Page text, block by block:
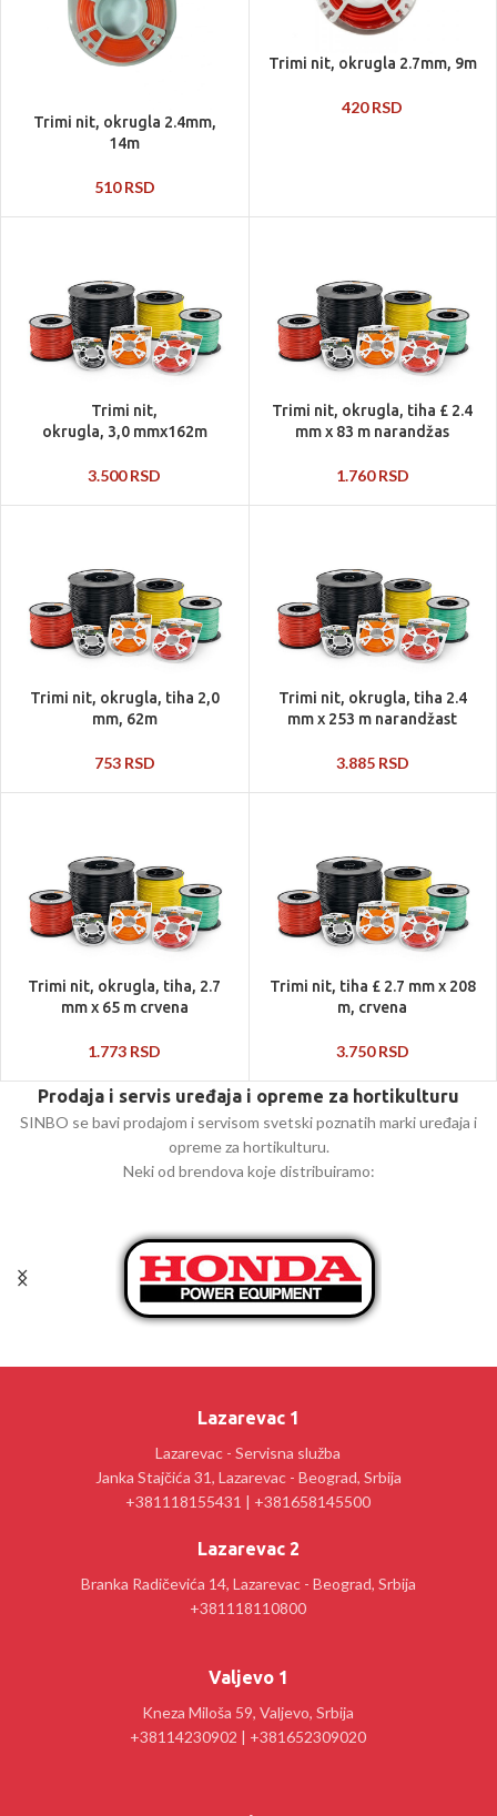
Trimi nit, okrugla 2.4mm,
14m
510RSD
Trimi nit, okrugla 2.7mm, 9m
420RSD
Trimi nit,
okrugla, 3,0 mmx162m
3.500RSD
Trimi nit, okrugla, tiha £ 2.4
mm x 83 m narandžas
1.760RSD
Trimi nit, okrugla, tiha 2,0
mm, 62m
753 RSD
Trimi nit, okrugla, tiha 2.4
mm x 253 m narandžast
3.885 RSD
Trimi nit, okrugla, tiha, 2.7
mm x 65 m crvena
1.773 RSD
Trimi nit, tiha £ 2.7 mm x 208
m, crvena
3.750RSD
Prodaja i servis uređaja i opreme za hortikulturu
SINBO se bavi prodajom i servisom svetski poznatih marki uređaja i
opreme za hortikulturu.
Neki od brendova koje distribuiramo:
Lazarevac 1
Lazarevac - Servisna služba
Janka Stajčića 31, Lazarevac - Beograd, Srbija
+381118155431 | +381658145500
Lazarevac 2
Branka Radičevića 14, Lazarevac - Beograd, Srbija
+381118110800
Valjevo 1
Kneza Miloša 59, Valjevo, Srbija
+38114230902 | +381652309020